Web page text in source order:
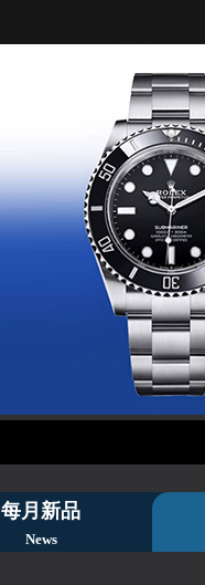
每月新品
News